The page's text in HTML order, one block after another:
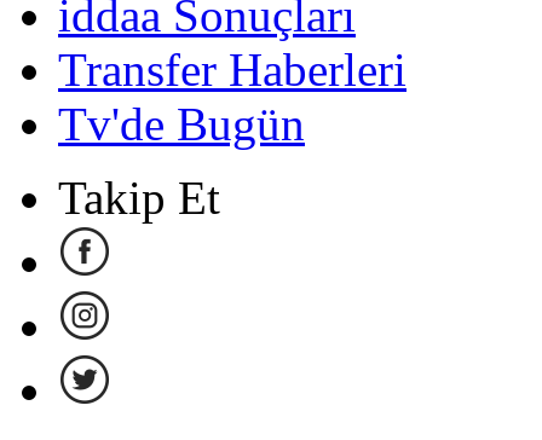
iddaa Sonuçları
Transfer Haberleri
Tv'de Bugün
Takip Et